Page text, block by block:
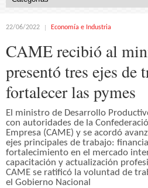
22/06/2022 Economía e Industria
CAME recibió al
presentó tres ejes de
fortalecer las pymes
El ministro de Desarrollo
con autoridades de la
Empresa (CAME) y se acordó
ejes principales de trabajo:
fortalecimiento en el mercado
capacitación y actualización
CAME se ratificó la voluntad de
el Gobierno Nacional